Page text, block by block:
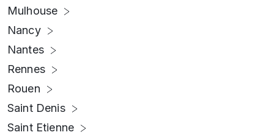
Mulhouse
Nancy
Nantes
Rennes
Rouen
Saint Denis
Saint Etienne